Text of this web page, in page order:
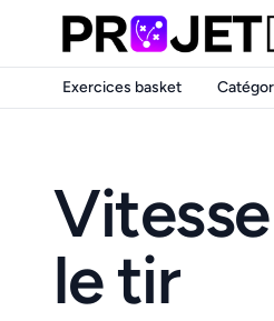
Exercices basket
le tir